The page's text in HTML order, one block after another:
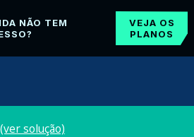
NÃO TEM
VEJA OS
PLANOS
(ver solução)